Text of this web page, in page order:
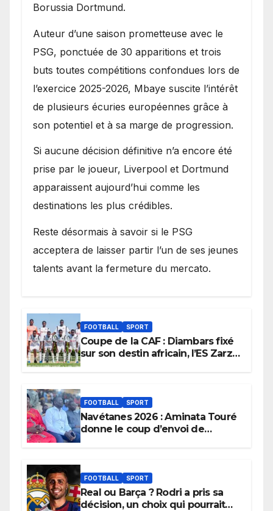
Borussia Dortmund.
Auteur d’une saison prometteuse avec le
PSG, ponctuée de 30 apparitions et trois
buts toutes compétitions confondues lors de
l’exercice 2025-2026, Mbaye suscite l’intérêt
de plusieurs écuries européennes grâce à
son potentiel et à sa marge de progression.
Si aucune décision définitive n’a encore été
prise par le joueur, Liverpool et Dortmund
apparaissent aujourd’hui comme les
destinations les plus crédibles.
Reste désormais à savoir si le PSG
acceptera de laisser partir l’un de ses jeunes
talents avant la fermeture du mercato.
FOOTBALL SPORT
Coupe de la CAF : Diambars fixé
sur son destin africain, l’ES Zarzis
FOOTBALL SPORT
Navétanes 2026 : Aminata Touré
donne le coup d’envoi de
apaisées.
FOOTBALL SPORT
Real ou Barça ? Rodri a pris sa
décision, un choix qui pourrait